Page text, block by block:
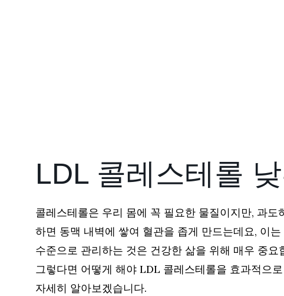
LDL 콜레스테롤
콜레스테롤은 우리 몸에 꼭 필요한 물질이지만, 과
하면 동맥 내벽에 쌓여 혈관을 좁게 만드는데요, 이
수준으로 관리하는 것은 건강한 삶을 위해 매우 중요
그렇다면 어떻게 해야 LDL 콜레스테롤을 효과적으
자세히 알아보겠습니다.